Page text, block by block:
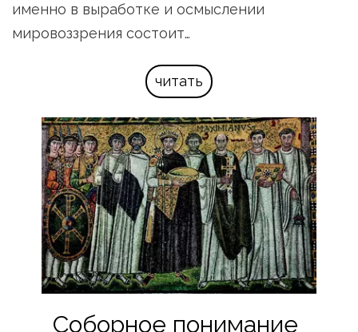
именно в выработке и осмыслении
мировоззрения состоит…
читать
Соборное понимание